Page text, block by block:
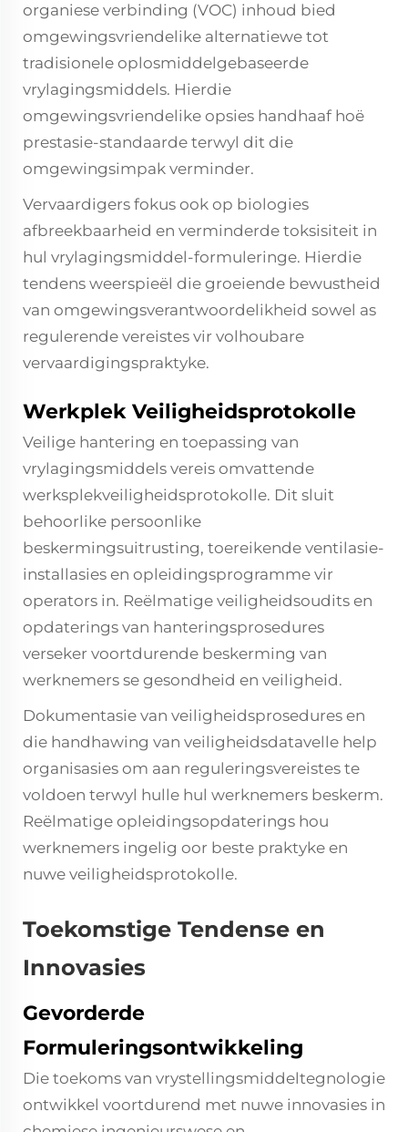
organiese verbinding (VOC) inhoud bied
omgewingsvriendelike alternatiewe tot
tradisionele oplosmiddelgebaseerde
vrylagingsmiddels. Hierdie
omgewingsvriendelike opsies handhaaf hoë
prestasie-standaarde terwyl dit die
omgewingsimpak verminder.
Vervaardigers fokus ook op biologies
afbreekbaarheid en verminderde toksisiteit in
hul vrylagingsmiddel-formuleringe. Hierdie
tendens weerspieël die groeiende bewustheid
van omgewingsverantwoordelikheid sowel as
regulerende vereistes vir volhoubare
vervaardigingspraktyke.
Werkplek Veiligheidsprotokolle
Veilige hantering en toepassing van
vrylagingsmiddels vereis omvattende
werksplekveiligheidsprotokolle. Dit sluit
behoorlike persoonlike
beskermingsuitrusting, toereikende ventilasie-
installasies en opleidingsprogramme vir
operators in. Reëlmatige veiligheidsoudits en
opdaterings van hanteringsprosedures
verseker voortdurende beskerming van
werknemers se gesondheid en veiligheid.
Dokumentasie van veiligheidsprosedures en
die handhawing van veiligheidsdatavelle help
organisasies om aan reguleringsvereistes te
voldoen terwyl hulle hul werknemers beskerm.
Reëlmatige opleidingsopdaterings hou
werknemers ingelig oor beste praktyke en
nuwe veiligheidsprotokolle.
Toekomstige Tendense en
Innovasies
Gevorderde
Formuleringsontwikkeling
Die toekoms van vrystellingsmiddeltegnologie
ontwikkel voortdurend met nuwe innovasies in